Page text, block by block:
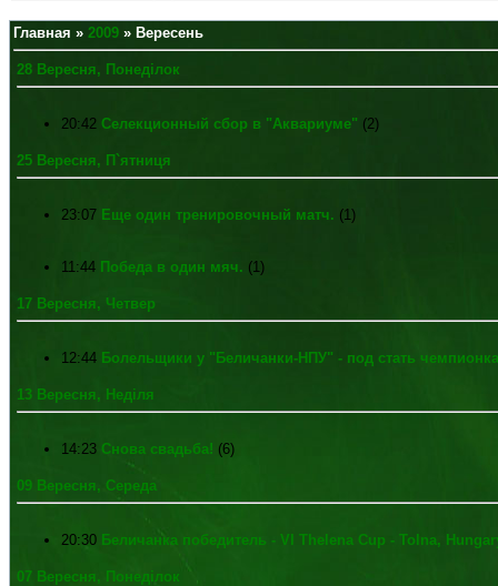
Главная » 2009 » Вересень
28 Вересня, Понеділок
20:42 Селекционный сбор в "Аквариуме" (2)
25 Вересня, П`ятниця
23:07 Еще один тренировочный матч. (1)
11:44 Победа в один мяч. (1)
17 Вересня, Четвер
12:44 Болельщики у "Беличанки-НПУ" - под стать
13 Вересня, Неділя
14:23 Снова свадьба! (6)
09 Вересня, Середа
20:30 Беличанка победитель - VI Thelena Cup - Tolna,
07 Вересня, Понеділок